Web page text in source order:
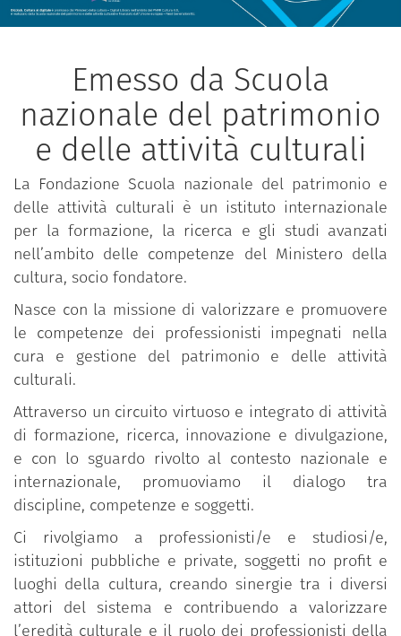
Emesso da Scuola
nazionale del patrimonio
e delle attività culturali
La Fondazione Scuola nazionale del patrimonio e
delle attività culturali è un istituto internazionale
per la formazione, la ricerca e gli studi avanzati
nell’ambito delle competenze del Ministero della
cultura, socio fondatore.
Nasce con la missione di valorizzare e promuovere
le competenze dei professionisti impegnati nella
cura e gestione del patrimonio e delle attività
culturali.
Attraverso un circuito virtuoso e integrato di attività
di formazione, ricerca, innovazione e divulgazione,
e con lo sguardo rivolto al contesto nazionale e
internazionale, promuoviamo il dialogo tra
discipline, competenze e soggetti.
Ci rivolgiamo a professionisti/e e studiosi/e,
istituzioni pubbliche e private, soggetti no profit e
luoghi della cultura, creando sinergie tra i diversi
attori del sistema e contribuendo a valorizzare
l’eredità culturale e il ruolo dei professionisti della